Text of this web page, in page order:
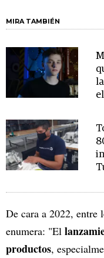
MIRA TAMBIÉN
De cara a 2022, entre
enumera: "El
productos,